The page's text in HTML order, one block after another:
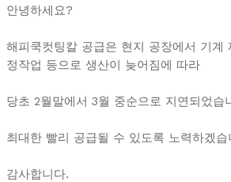
안녕하세요?
해피쿡컷팅칼 공급은 현지 공장에서 기계
정작업 등으로 생산이 늦어짐에 따라
당초 2월말에서 3월 중순으로 지연되었습
최대한 빨리 공급될 수 있도록 노력하겠습
감사합니다.